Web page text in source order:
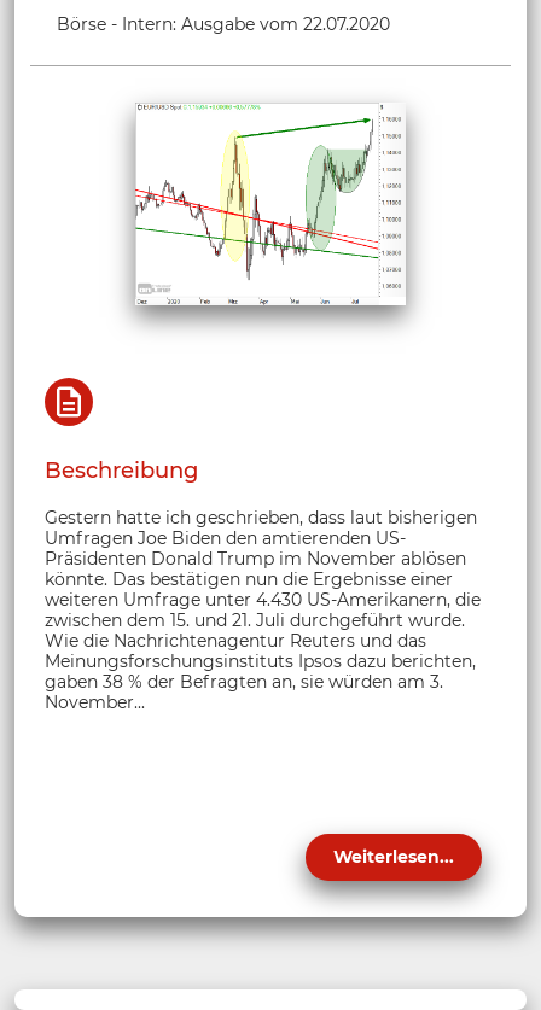
Börse - Intern: Ausgabe vom 22.07.2020
Beschreibung
Gestern hatte ich geschrieben, dass laut bisherigen
Umfragen Joe Biden den amtierenden US-
Präsidenten Donald Trump im November ablösen
könnte. Das bestätigen nun die Ergebnisse einer
weiteren Umfrage unter 4.430 US-Amerikanern, die
zwischen dem 15. und 21. Juli durchgeführt wurde.
Wie die Nachrichtenagentur Reuters und das
Meinungsforschungsinstituts Ipsos dazu berichten,
gaben 38 % der Befragten an, sie würden am 3.
November...
Weiterlesen...